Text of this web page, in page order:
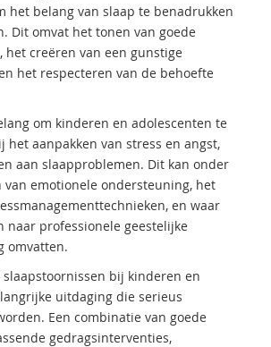
het belang van slaap te benadrukken
Dit omvat het tonen van goede
het creëren van een gunstige
het respecteren van de behoefte
om kinderen en adolescenten te
het aanpakken van stress en angst,
aan slaapproblemen. Dit kan onder
van emotionele ondersteuning, het
en waar
naar professionele geestelijke
omvatten.
slaapstoornissen bij kinderen en
uitdaging die serieus
Een combinatie van goede
gedragsinterventies,